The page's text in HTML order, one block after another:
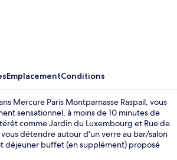
EmplacementConditions
Mercure Paris Montparnasse Raspail, vous
sensationnel, à moins de 10 minutes de
comme Jardin du Luxembourg et Rue de
vous détendre autour d'un verre au bar/salon
déjeuner buffet (en supplément) proposé